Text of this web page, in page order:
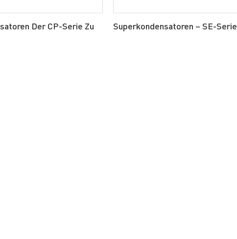
Der CP-Serie Zu
Superkondensatoren – SE-Serie